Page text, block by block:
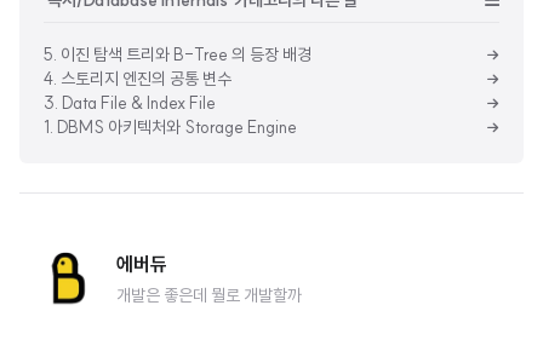
5. 이진 탐색 트리와 B-Tree 의 등장 배경
4. 스토리지 엔진의 공통 변수
3. Data File & Index File
1. DBMS 아키텍처와 Storage Engine
에버듀
개발은 좋은데 뭘로 개발할까